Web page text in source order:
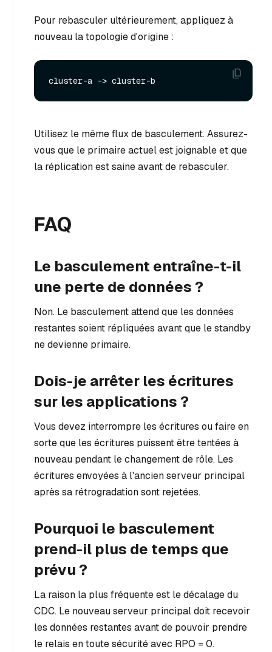
Pour rebasculer ultérieurement, appliquez à
nouveau la topologie d'origine :
Utilisez le même flux de basculement. Assurez-
vous que le primaire actuel est joignable et que
la réplication est saine avant de rebasculer.
FAQ
Le basculement entraîne-t-il
une perte de données ?
Non. Le basculement attend que les données
restantes soient répliquées avant que le standby
ne devienne primaire.
Dois-je arrêter les écritures
sur les applications ?
Vous devez interrompre les écritures ou faire en
sorte que les écritures puissent être tentées à
nouveau pendant le changement de rôle. Les
écritures envoyées à l'ancien serveur principal
après sa rétrogradation sont rejetées.
Pourquoi le basculement
prend-il plus de temps que
prévu ?
La raison la plus fréquente est le décalage du
CDC. Le nouveau serveur principal doit recevoir
les données restantes avant de pouvoir prendre
le relais en toute sécurité avec RPO = 0.